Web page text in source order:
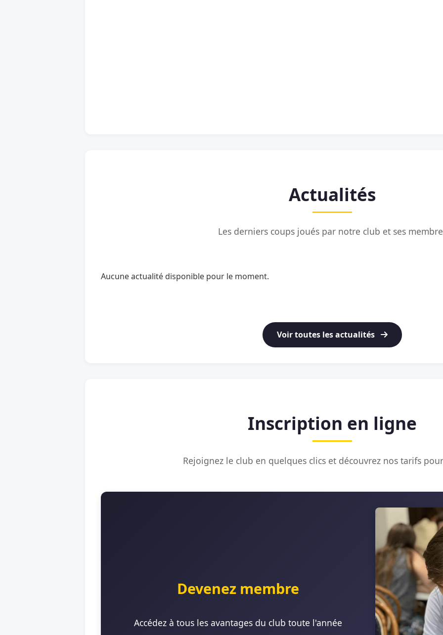
Actualités
Les derniers coups joués par notre club et ses
Aucune actualité disponible pour le moment.
Voir toutes les actualités
Inscription en ligne
Rejoignez le club en quelques clics et découvrez nos tarifs
Devenez membre
Accédez à tous les avantages du club toute l'année